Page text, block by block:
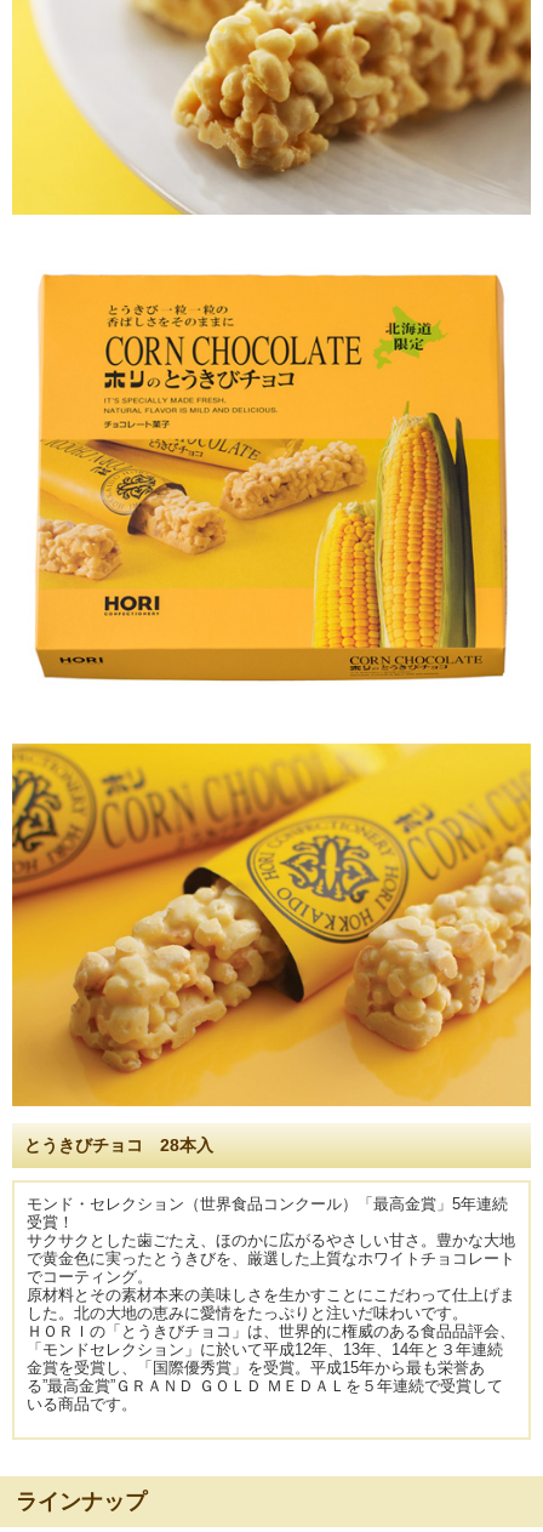
とうきびチョコ 28本入
モンド・セレクション（世界食品コンクール）「最高金賞」5年連続
受賞！
サクサクとした歯ごたえ、ほのかに広がるやさしい甘さ。豊かな大地
で黄金色に実ったとうきびを、厳選した上質なホワイトチョコレート
でコーティング。
原材料とその素材本来の美味しさを生かすことにこだわって仕上げま
した。北の大地の恵みに愛情をたっぷりと注いだ味わいです。
ＨＯＲＩの「とうきびチョコ」は、世界的に権威のある食品品評会、
「モンドセレクション」に於いて平成12年、13年、14年と３年連続
金賞を受賞し、「国際優秀賞」を受賞。平成15年から最も栄誉あ
る”最高金賞”ＧＲＡＮＤ ＧＯＬＤ ＭＥＤＡＬを５年連続で受賞して
いる商品です。
ラインナップ